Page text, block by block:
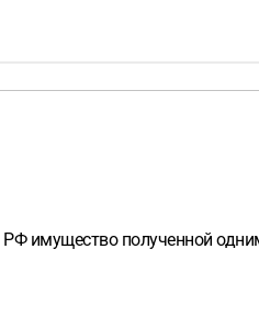
РФ имущество полученной